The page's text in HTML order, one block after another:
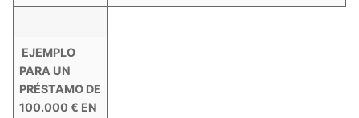
EJEMPLO
PARA UN
PRÉSTAMO DE
100.000 € EN